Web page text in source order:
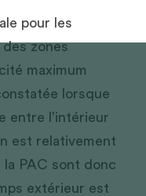
pour les
zones
maximum
lorsque
entre l’intérieur
est relativement
PAC sont donc
extérieur est